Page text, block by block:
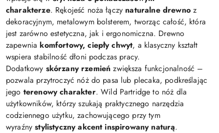
charakterze. Rękojeść noża łączy naturalne drewno z
dekoracyjnym, metalowym bolsterem, tworząc całość, która
jest zarówno estetyczna, jak i ergonomiczna. Drewno
zapewnia komfortowy, ciepły chwyt, a klasyczny kształt
wspiera stabilność dłoni podczas pracy.
Dodatkowy skórzany rzemień zwiększa funkcjonalność –
pozwala przytroczyć nóż do pasa lub plecaka, podkreślając
jego terenowy charakter. Wild Partridge to nóż dla
użytkowników, którzy szukają praktycznego narzędzia
codziennego użytku, zachowującego przy tym
wyraźnystylistyczny akcent inspirowany naturą.